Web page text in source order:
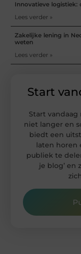
Innovatieve logistiek:
Lees verder »
Zakelijke lening in
weten
Lees verder »
Start
Start
niet langer en
biedt een
laten horen
publiek te
je blog’ en